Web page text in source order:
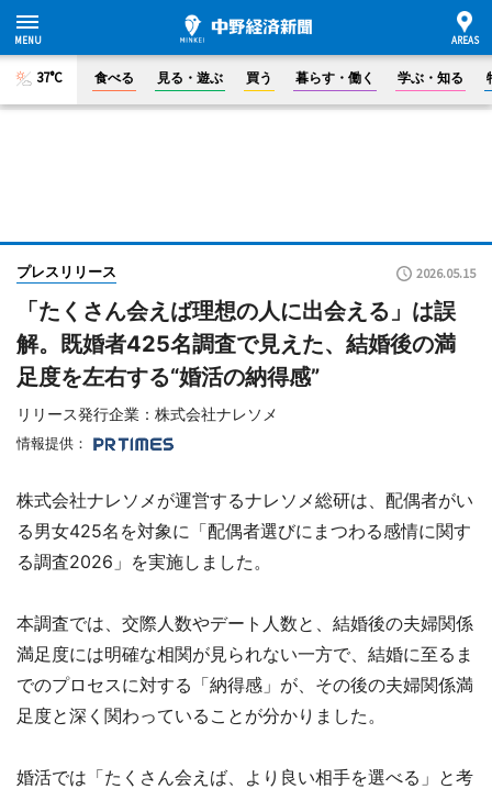
37°C 食べる 見る・遊ぶ 買う 暮らす・働く 学ぶ・知る
プレスリリース 2026.05.15
「たくさん会えば理想の人に出会える」は誤
解。既婚者425名調査で見えた、結婚後の満
足度を左右する“婚活の納得感”
リリース発行企業：株式会社ナレソメ
情報提供：
株式会社ナレソメが運営するナレソメ総研は、配偶者がい
る男女425名を対象に「配偶者選びにまつわる感情に関す
る調査2026」を実施しました。
本調査では、交際人数やデート人数と、結婚後の夫婦関係
満足度には明確な相関が見られない一方で、結婚に至るま
でのプロセスに対する「納得感」が、その後の夫婦関係満
足度と深く関わっていることが分かりました。
婚活では「たくさん会えば、より良い相手を選べる」と考